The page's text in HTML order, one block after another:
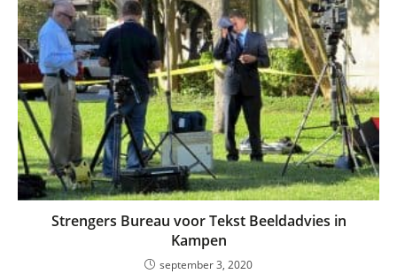
Strengers Bureau voor Tekst Beeldadvies in
Kampen
september 3, 2020